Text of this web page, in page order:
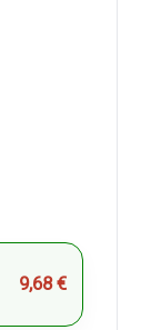
9,68 €